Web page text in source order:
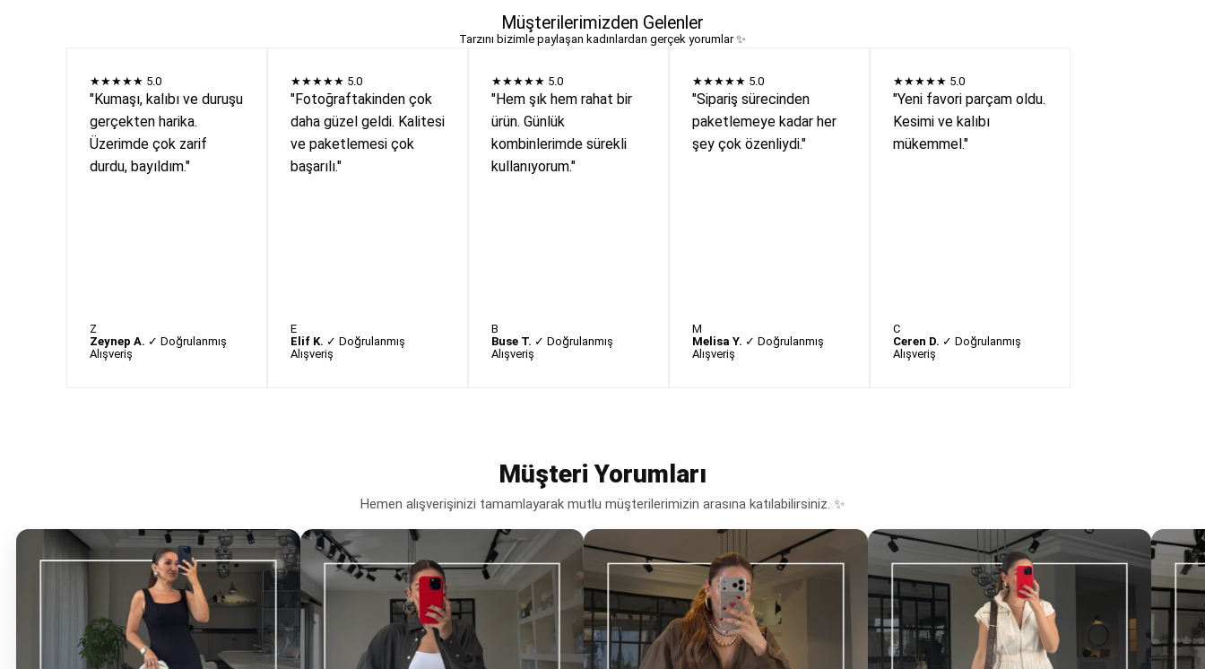
Müşterilerimizden Gelenler
Tarzını bizimle paylaşan kadınlardan gerçek yorumlar ✨
★★★★★ 5.0
"Kumaşı, kalıbı ve duruşu
gerçekten harika.
Üzerimde çok zarif
durdu, bayıldım."
Z
Zeynep A. ✓ Doğrulanmış
Alışveriş
★★★★★ 5.0
"Fotoğraftakinden çok
daha güzel geldi. Kalitesi
ve paketlemesi çok
başarılı."
E
Elif K. ✓ Doğrulanmış
Alışveriş
★★★★★ 5.0
"Hem şık hem rahat bir
ürün. Günlük
kombinlerimde sürekli
kullanıyorum."
B
Buse T. ✓ Doğrulanmış
Alışveriş
★★★★★ 5.0
"Sipariş sürecinden
paketlemeye kadar her
şey çok özenliydi."
M
Melisa Y. ✓ Doğrulanmış
Alışveriş
★★★★★ 5.0
"Yeni favori parçam oldu.
Kesimi ve kalıbı
mükemmel."
C
Ceren D. ✓ Doğrulanmış
Alışveriş
Müşteri Yorumları
Hemen alışverişinizi tamamlayarak mutlu müşterilerimizin arasına katılabilirsiniz. ✨